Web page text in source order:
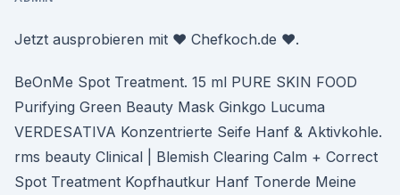
Jetzt ausprobieren mit ♥ Chefkoch.de ♥.
BeOnMe Spot Treatment. 15 ml PURE SKIN FOOD
Purifying Green Beauty Mask Ginkgo Lucuma
VERDESATIVA Konzentrierte Seife Hanf & Aktivkohle.
rms beauty Clinical | Blemish Clearing Calm + Correct
Spot Treatment Kopfhautkur Hanf Tonerde Meine